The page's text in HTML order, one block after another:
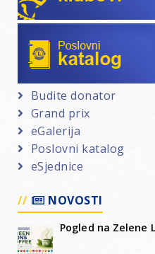
Budite donator
Grand prix
eGalerija
Poslovni katalog
eSjednice
NOVOSTI
Pogled na Zelene